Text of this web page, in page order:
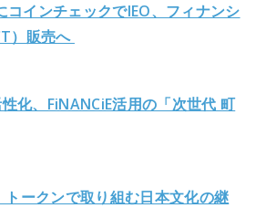
コインチェックでIEO、フィナンシ
）販売へ
化、FiNANCiE活用の「次世代 町
ークンで取り組む日本文化の継